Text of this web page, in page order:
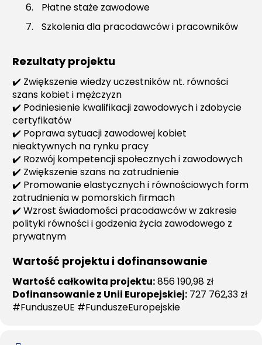
Płatne staże zawodowe
Szkolenia dla pracodawców i pracowników
Rezultaty projektu
✔️ Zwiększenie wiedzy uczestników nt. równości
szans kobiet i mężczyzn
✔️ Podniesienie kwalifikacji zawodowych i zdobycie
certyfikatów
✔️ Poprawa sytuacji zawodowej kobiet
nieaktywnych na rynku pracy
✔️ Rozwój kompetencji społecznych i zawodowych
✔️ Zwiększenie szans na zatrudnienie
✔️ Promowanie elastycznych i równościowych form
zatrudnienia w pomorskich firmach
✔️ Wzrost świadomości pracodawców w zakresie
polityki równości i godzenia życia zawodowego z
prywatnym
Wartość projektu i dofinansowanie
Wartość całkowita projektu:856 190,98 zł
Dofinansowanie z Unii Europejskiej: 727 762,33 zł
#FunduszeUE #FunduszeEuropejskie